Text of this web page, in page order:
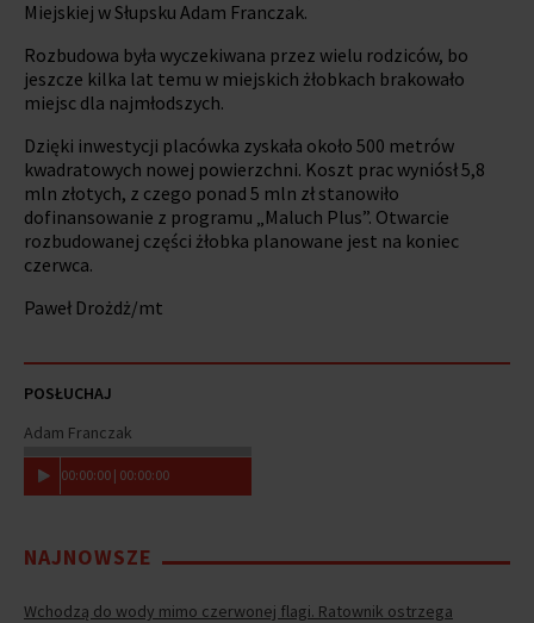
Miejskiej w Słupsku Adam Franczak.
Rozbudowa była wyczekiwana przez wielu rodziców, bo
jeszcze kilka lat temu w miejskich żłobkach brakowało
miejsc dla najmłodszych.
Dzięki inwestycji placówka zyskała około 500 metrów
kwadratowych nowej powierzchni. Koszt prac wyniósł 5,8
mln złotych, z czego ponad 5 mln zł stanowiło
dofinansowanie z programu „Maluch Plus”. Otwarcie
rozbudowanej części żłobka planowane jest na koniec
czerwca.
Paweł Drożdż/mt
POSŁUCHAJ
Adam Franczak
00:00:00 | 00:00:00
NAJNOWSZE
Wchodzą do wody mimo czerwonej flagi. Ratownik ostrzega